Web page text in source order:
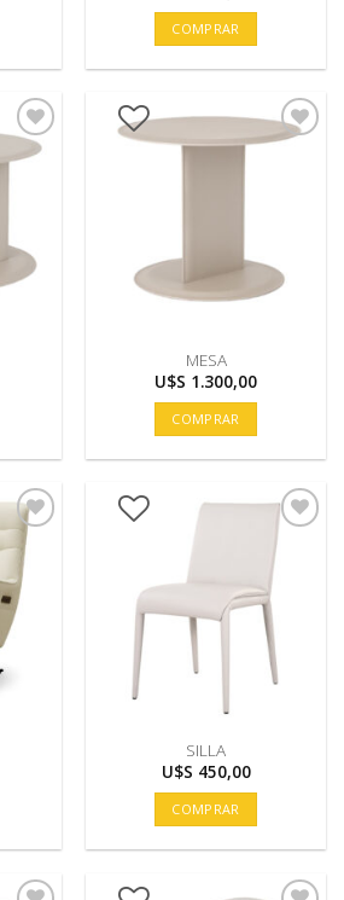
COMPRAR
MESA
U$S 1.300,00
COMPRAR
SILLA
U$S 450,00
COMPRAR